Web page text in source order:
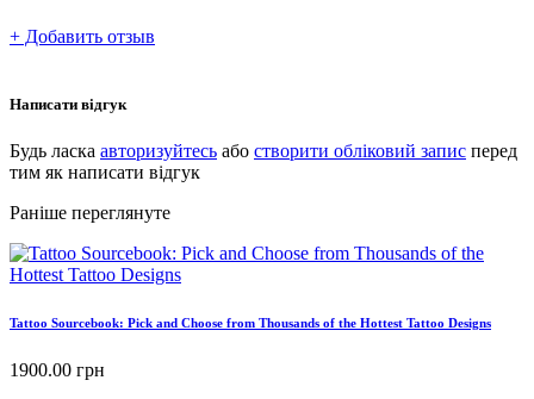
+ Добавить отзыв
Написати відгук
Будь ласка авторизуйтесь або створити обліковий запис перед
тим як написати відгук
Раніше переглянуте
Tattoo Sourcebook: Pick and Choose from Thousands of the Hottest Tattoo Designs
1900.00 грн